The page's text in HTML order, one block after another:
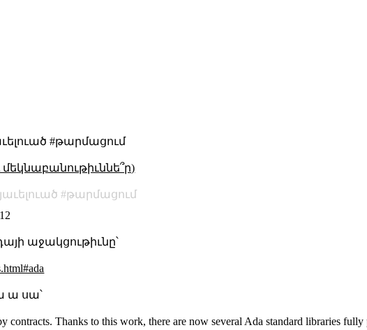
#թարմացում
յաւելուած
թարմացում
աջակցութիւնը՝
ա սա՝
contracts. Thanks to this work, there are now several Ada standard libraries